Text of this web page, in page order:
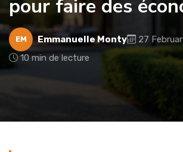
pour faire des
EM Emmanuelle Monty
27
10 min de lecture